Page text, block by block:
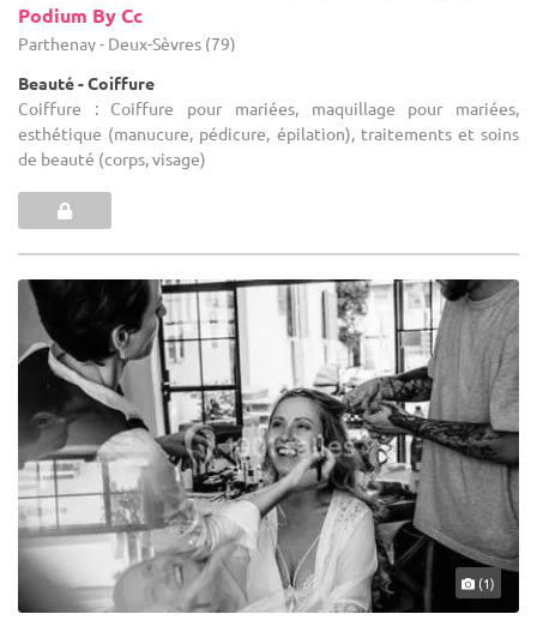
Podium By Cc
Parthenay - Deux-Sèvres (79)
Beauté - Coiffure
Coiffure : Coiffure pour mariées, maquillage pour mariées,
esthétique (manucure, pédicure, épilation), traitements et soins
de beauté (corps, visage)
(1)